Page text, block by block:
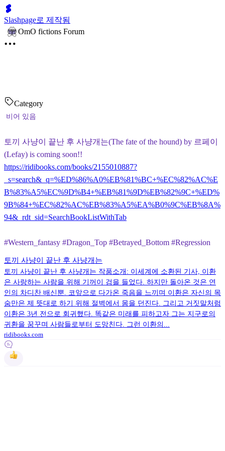
Slashpage로 제작됨
OmO fictions Forum
Category
비어 있음
토끼 사냥이 끝난 후 사냥개는(The fate of the hound) by 르페이
(Lefay) is coming soon!!
https://ridibooks.com/books/2155010887?
_s=search&_q=%ED%86%A0%EB%81%BC+%EC%82%AC%E
B%83%A5%EC%9D%B4+%EB%81%9D%EB%82%9C+%ED%
9B%84+%EC%82%AC%EB%83%A5%EA%B0%9C%EB%8A%
94&_rdt_sid=SearchBookListWithTab
#Western_fantasy #Dragon_Top #Betrayed_Bottom #Regression
토끼 사냥이 끝난 후 사냥개는
토끼 사냥이 끝난 후 사냥개는 작품소개: 이세계에 소환된 기사, 이환
은 사랑하는 사람을 위해 기꺼이 검을 들었다. 하지만 돌아온 것은 연
인의 차디찬 배신뿐. 코앞으로 다가온 죽음을 느끼며 이환은 자신의 목
숨만은 제 뜻대로 하기 위해 절벽에서 몸을 던진다. 그리고 거짓말처럼
이환은 3년 전으로 회귀했다. 똑같은 미래를 피하고자 그는 지구로의
귀환을 꿈꾸며 사람들로부터 도망친다. 그런 이환의...
ridibooks.com